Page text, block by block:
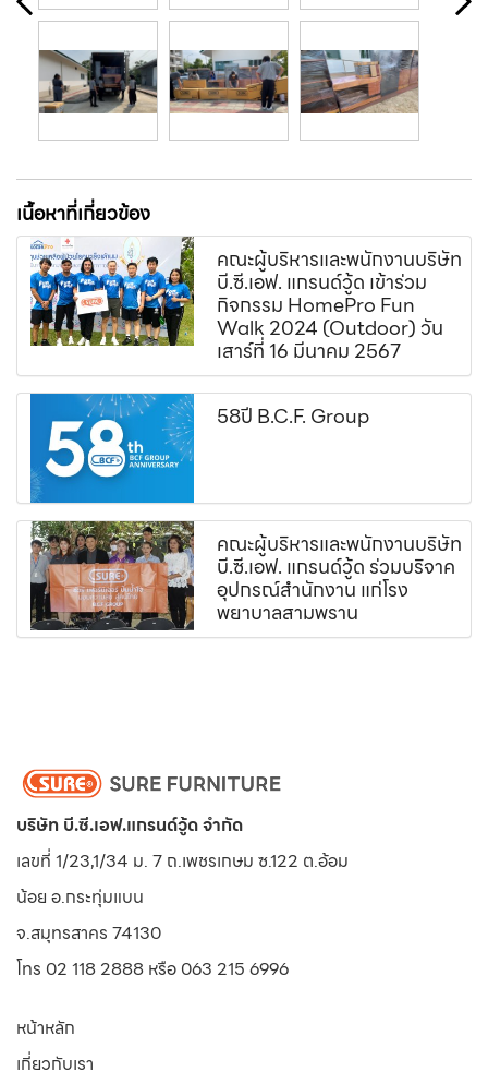
เนื้อหาที่เกี่ยวข้อง
คณะผู้บริหารและพนักงานบริษัท
บี.ซี.เอฟ. แกรนด์วู้ด เข้าร่วม
กิจกรรม HomePro Fun
Walk 2024 (Outdoor) วัน
เสาร์ที่ 16 มีนาคม 2567
58ปี B.C.F. Group
คณะผู้บริหารและพนักงานบริษัท
บี.ซี.เอฟ. แกรนด์วู้ด ร่วมบริจาค
อุปกรณ์สำนักงาน แก่โรง
พยาบาลสามพราน
บริษัท บี.ซี.เอฟ.แกรนด์วู้ด จำกัด
เลขที่ 1/23,1/34 ม. 7 ถ.เพชรเกษม ซ.122 ต.อ้อม
น้อย อ.กระทุ่มแบน
จ.สมุทรสาคร 74130
โทร 02 118 2888 หรือ 063 215 6996
หน้าหลัก
เกี่ยวกับเรา